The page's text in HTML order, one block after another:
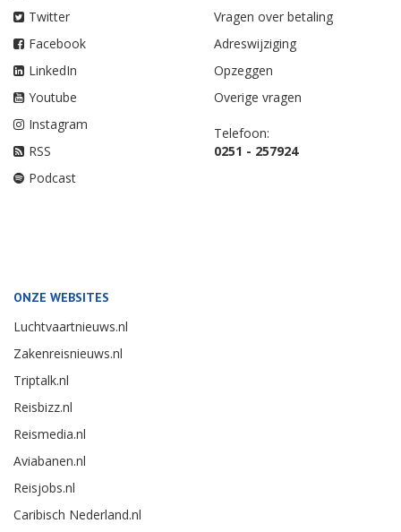
Twitter
Facebook
LinkedIn
Youtube
Instagram
RSS
Podcast
Vragen over betaling
Adreswijziging
Opzeggen
Overige vragen
Telefoon:
0251 - 257924
ONZE WEBSITES
Luchtvaartnieuws.nl
Zakenreisnieuws.nl
Triptalk.nl
Reisbizz.nl
Reismedia.nl
Aviabanen.nl
Reisjobs.nl
Caribisch Nederland.nl